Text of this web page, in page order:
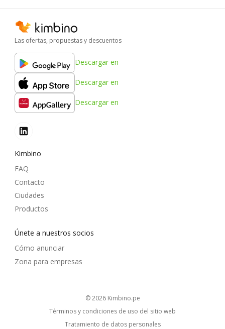
Las ofertas, propuestas y descuentos
Descargar en
Descargar en
Descargar en
Kimbino
FAQ
Contacto
Ciudades
Productos
Únete a nuestros socios
Cómo anunciar
Zona para empresas
© 2026 kimbino.pe
Términos y condiciones de uso del sitio web
Tratamiento de datos personales